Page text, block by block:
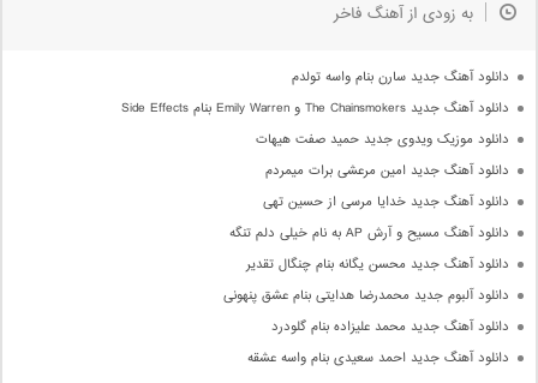
به زودی از آهنگ فاخر
دانلود آهنگ جدید سارن بنام واسه تولدم
دانلود آهنگ جدید The Chainsmokers و Emily Warren بنام Side Effects
دانلود موزیک ویدوی جدید حمید صفت هیهات
دانلود آهنگ جدید امین مرعشی برات میمردم
دانلود آهنگ جدید خدایا مرسی از حسین تهی
دانلود آهنگ مسیح و آرش AP به نام خیلی دلم تنگه
دانلود آهنگ جدید محسن یگانه بنام چنگال تقدیر
دانلود آلبوم جدید محمدرضا هدایتی بنام عشق پنهونی
دانلود آهنگ جدید محمد علیزاده بنام گلودرد
دانلود آهنگ جدید احمد سعیدی بنام واسه عشقه